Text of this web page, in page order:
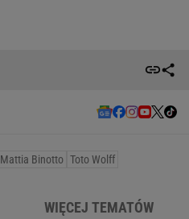
Mattia Binotto Toto Wolff
WIĘCEJ TEMATÓW